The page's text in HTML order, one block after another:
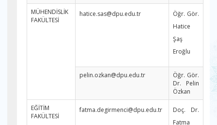
MÜHENDİSLİK
FAKÜLTESİ
hatice.sas@dpu.edu.tr
Öğr. Gör.
Hatice
Şaş
Eroğlu
pelin.ozkan@dpu.edu.tr
Öğr. Gör.
Dr. Pelin
Özkan
EĞİTİM
FAKÜLTESİ
fatma.degirmenci@dpu.edu.tr
Doç. Dr.
Fatma